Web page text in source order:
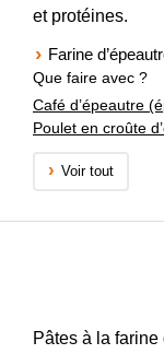
et protéines.
Farine
Que faire avec ?
Café d’épeautre
Poulet en croûte
Voir tout
Pâtes à la farine